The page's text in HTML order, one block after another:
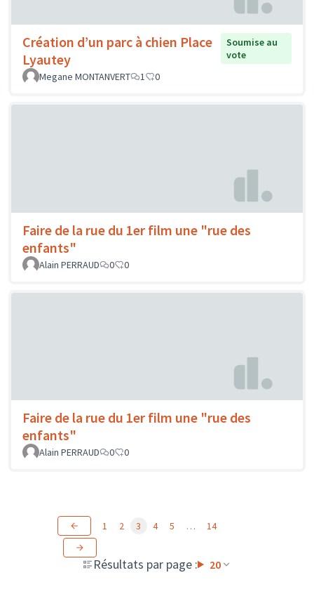
Création d’un parc à chien Place
Lyautey
Soumise au
vote
Megane MONTANVERT
1 0
Faire de la rue du 1er film une "rue des
enfants"
Alain PERRAUD 0 0
Faire de la rue du 1er film une "rue des
enfants"
Alain PERRAUD 0 0
Résultats par page : 20
1 2 3 4 5 … 14